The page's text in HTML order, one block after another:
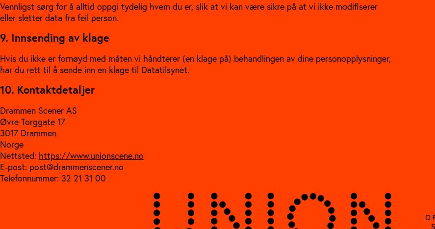
Vennligst sørg for å alltid oppgi tydelig hvem du er, slik at vi kan være sikre på at vi ikke modifiserer
eller sletter data fra feil person.
9. Innsending av klage
Hvis du ikke er fornøyd med måten vi håndterer (en klage på) behandlingen av dine personopplysninger,
har du rett til å sende inn en klage til Datatilsynet.
10. Kontaktdetaljer
Drammen Scener AS
Øvre Torggate 17
3017 Drammen
Norge
Nettsted: https://www.unionscene.no
E-post: post@drammenscener.no
Telefonnummer: 32 21 31 00